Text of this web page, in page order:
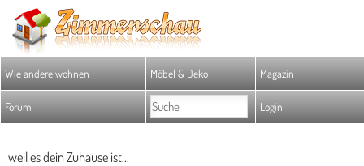
Wie andere wohnen Möbel & Deko Magazin
Forum Login
weil es dein Zuhause ist...